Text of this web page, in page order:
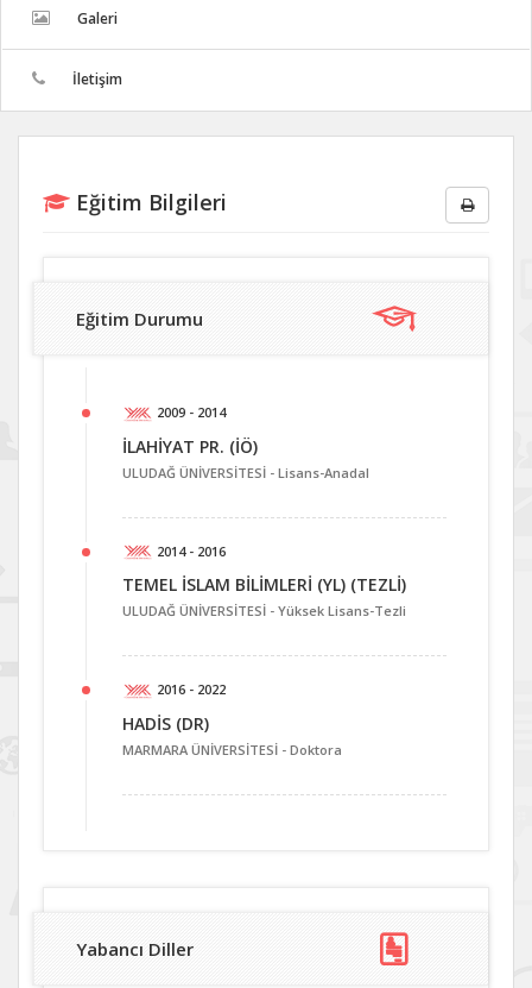
Galeri
İletişim
Eğitim Bilgileri
Eğitim Durumu
2009 - 2014
İLAHİYAT PR. (İÖ)
ULUDAĞ ÜNİVERSİTESİ - Lisans-Anadal
2014 - 2016
TEMEL İSLAM BİLİMLERİ (YL) (TEZLİ)
ULUDAĞ ÜNİVERSİTESİ - Yüksek Lisans-Tezli
2016 - 2022
HADİS (DR)
MARMARA ÜNİVERSİTESİ - Doktora
Yabancı Diller